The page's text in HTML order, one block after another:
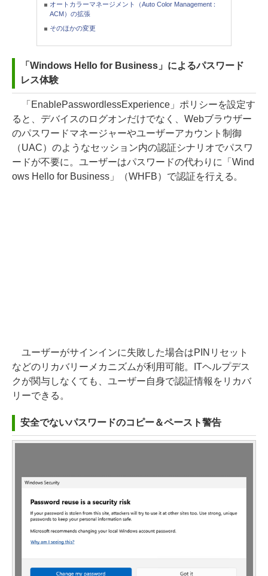
オートカラーマネージメント（Auto Color Management：
ACM）の拡張
そのほかの変更
「Windows Hello for Business」によるパスワード
レス体験
「EnablePasswordlessExperience」ポリシーを設定す
ると、デバイスのログオンだけでなく、Webブラウザー
のパスワードマネージャーやユーザーアカウント制御
（UAC）のようなセッション内の認証シナリオでパスワ
ードが不要に。ユーザーはパスワードの代わりに「Wind
ows Hello for Business」（WHFB）で認証を行える。
ユーザーがサインインに失敗した場合はPINリセット
などのリカバリーメカニズムが利用可能。ITヘルプデス
クが関与しなくても、ユーザー自身で認証情報をリカバ
リーできる。
安全でないパスワードのコピー＆ペースト警告